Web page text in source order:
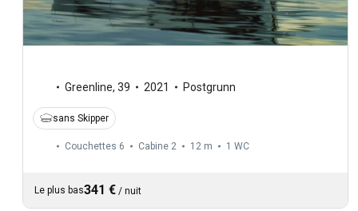
Greenline, 39 2021 Postgrunn
sans Skipper
Couchettes 6 Cabine 2 12 m 1 WC
Le plus bas341 € / nuit